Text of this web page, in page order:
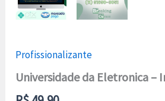
Profissionalizante
Universidade da Eletronica –